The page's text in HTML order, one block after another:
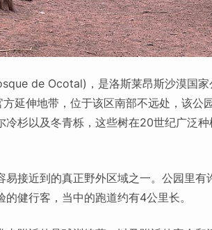
de Ocotal)，是洛斯莱昂斯沙漠国
延伸地带，位于该区南部不远处，该公
冷杉以及冬青栎，这些树在20世纪广泛
易接近到的真正野外区域之一。公园里
健行客，当中的跑道约有4公里长。